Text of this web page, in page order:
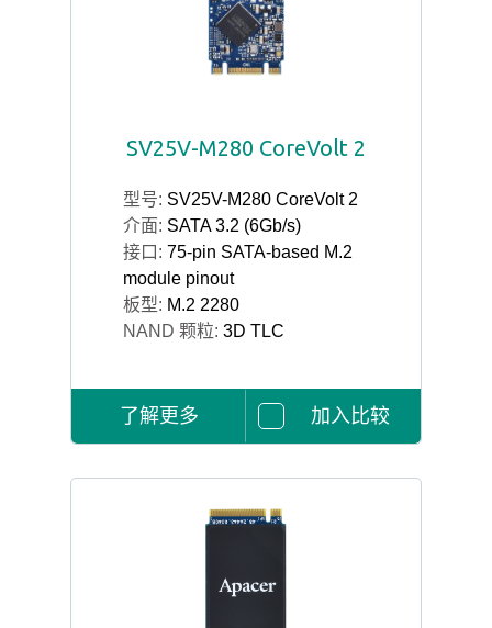
SV25V-M280 CoreVolt 2
型号: SV25V-M280 CoreVolt 2
介面: SATA 3.2 (6Gb/s)
接口: 75-pin SATA-based M.2
module pinout
板型: M.2 2280
NAND 颗粒: 3D TLC
了解更多 加入比较